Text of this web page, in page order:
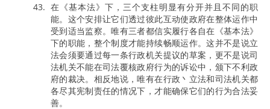
在《基本法》下，三个支柱明显有分开并且不同的职
能。这个安排让它们透过彼此互动使政府在整体运作中
受到适当监察。唯有三者都信实履行各自在《基本法》
下的职能，整个制度才能持续畅顺运作。这并不是说立
法会须要通过每一条行政机关提议的草案，更不是说司
法机关不能在司法覆核政府行为的诉讼中，颁下不利政
府的裁决。相反地说，唯有在行政丶立法和司法机关都
各尽其宪制责任的情况下，才能确保它们的行为合法妥
善。